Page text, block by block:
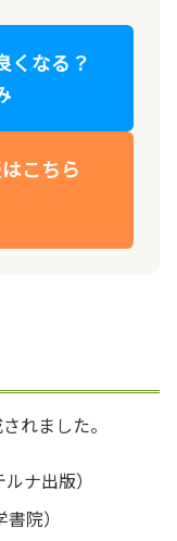
くなる？
こちら
れました。
ナ出版）
院）